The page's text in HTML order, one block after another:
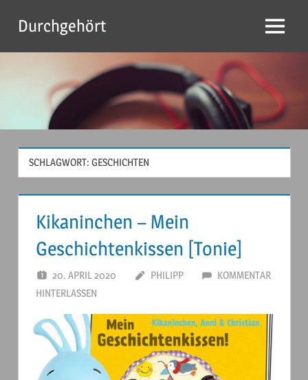
Inhalt
springen
Durchgehört Menu
SCHLAGWORT: GESCHICHTEN
Kikaninchen – Mein
Geschichtenkissen [Tonie]
20. APRIL 2020 PHILIPP
KOMMENTAR
HINTERLASSEN